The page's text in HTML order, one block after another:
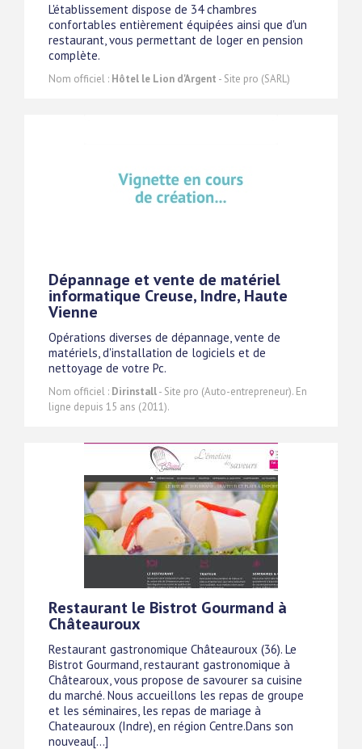
L'établissement dispose de 34 chambres
confortables entièrement équipées ainsi que d'un
restaurant, vous permettant de loger en pension
complète.
Nom officiel : Hôtel le Lion d'Argent - Site pro (SARL)
Dépannage et vente de matériel
informatique Creuse, Indre, Haute
Vienne
Opérations diverses de dépannage, vente de
matériels, d'installation de logiciels et de
nettoyage de votre Pc.
Nom officiel : Dirinstall- Site pro (Auto-entrepreneur). En
ligne depuis 15 ans (2011).
Restaurant le Bistrot Gourmand à
Châteauroux
Restaurant gastronomique Châteauroux (36). Le
Bistrot Gourmand, restaurant gastronomique à
Châtearoux, vous propose de savourer sa cuisine
du marché. Nous accueillons les repas de groupe
et les séminaires, les repas de mariage à
Chateauroux (Indre), en région Centre.Dans son
nouveau[...]